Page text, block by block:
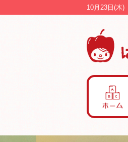
10月23日(木